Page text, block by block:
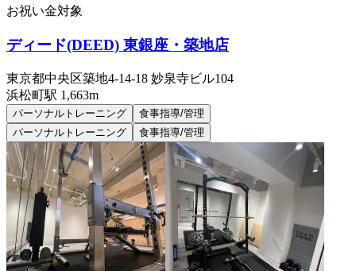
お祝い金対象
ディード(DEED) 東銀座・築地店
東京都中央区築地4-14-18 妙泉寺ビル104
浜松町駅 1,663m
パーソナルトレーニング
食事指導/管理
パーソナルトレーニング
食事指導/管理